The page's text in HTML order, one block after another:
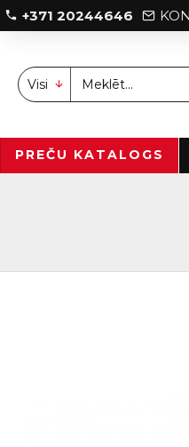
+371 20244646
Visi
PREČU KATALOGS